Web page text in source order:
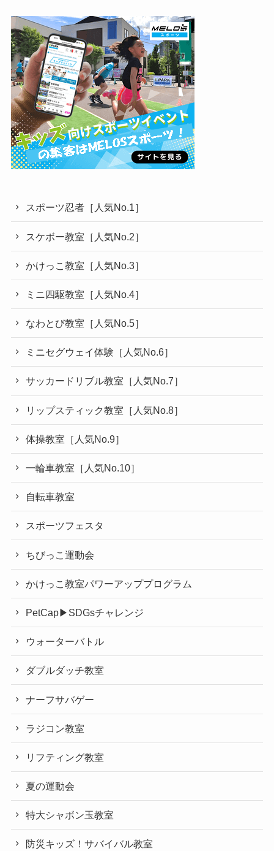
スポーツ忍者［人気No.1］
スケボー教室［人気No.2］
かけっこ教室［人気No.3］
ミニ四駆教室［人気No.4］
なわとび教室［人気No.5］
ミニセグウェイ体験［人気No.6］
サッカードリブル教室［人気No.7］
リップスティック教室［人気No.8］
体操教室［人気No.9］
一輪車教室［人気No.10］
自転車教室
スポーツフェスタ
ちびっこ運動会
かけっこ教室パワーアッププログラム
PetCap▶︎SDGsチャレンジ
ウォーターバトル
ダブルダッチ教室
ナーフサバゲー
ラジコン教室
リフティング教室
夏の運動会
特大シャボン玉教室
防災キッズ！サバイバル教室